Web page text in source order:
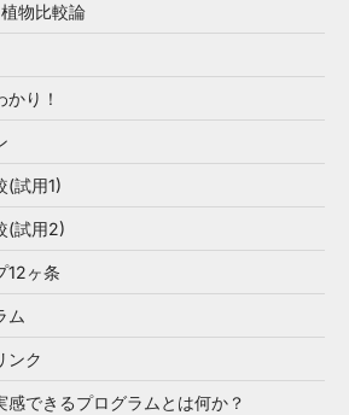
物比較論
り！
(試用1)
(試用2)
12ヶ条
ム
ンク
感できるプログラムとは何か？